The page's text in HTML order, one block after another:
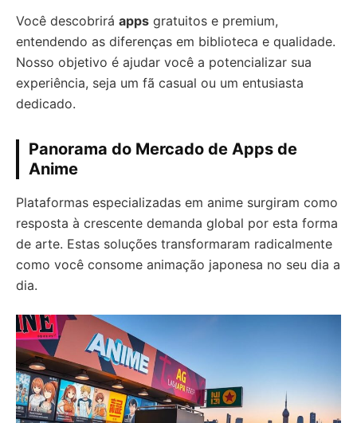
Você descobrirá apps gratuitos e premium,
entendendo as diferenças em biblioteca e qualidade.
Nosso objetivo é ajudar você a potencializar sua
experiência, seja um fã casual ou um entusiasta
dedicado.
Panorama do Mercado de Apps de
Anime
Plataformas especializadas em anime surgiram como
resposta à crescente demanda global por esta forma
de arte. Estas soluções transformaram radicalmente
como você consome animação japonesa no seu dia a
dia.